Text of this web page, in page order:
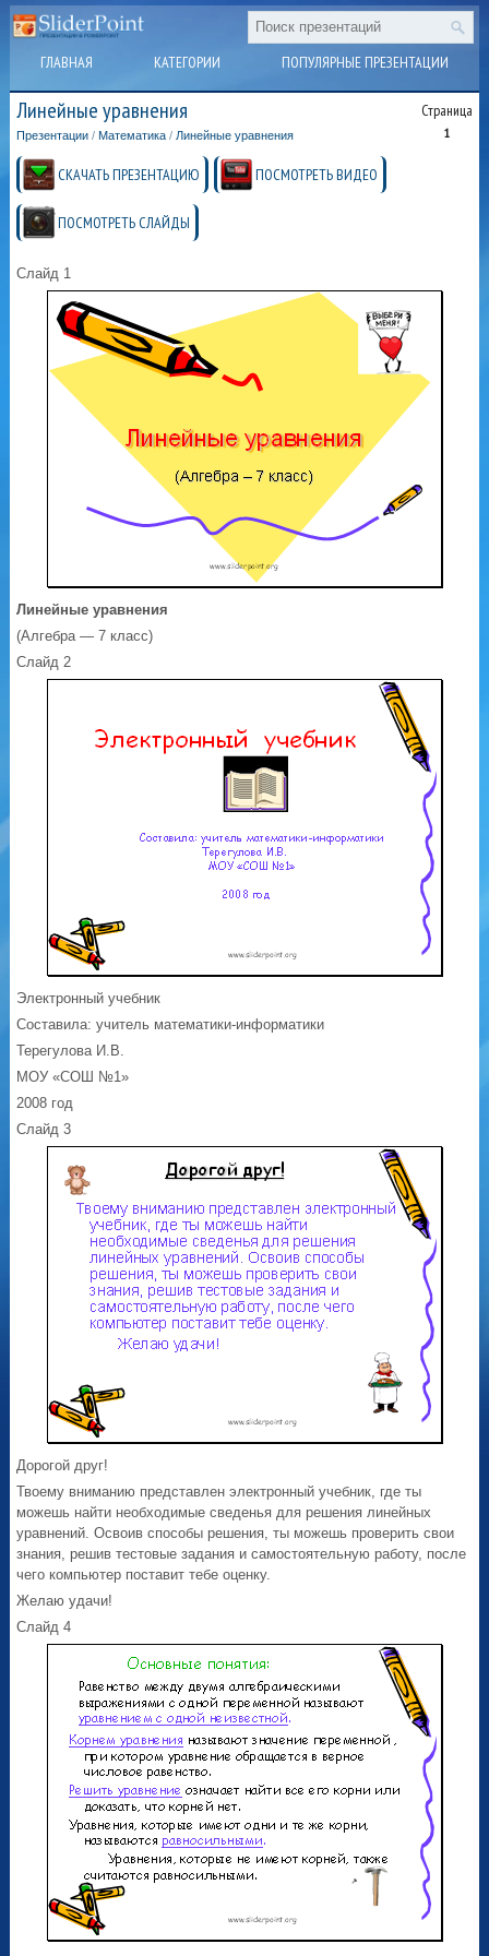
ГЛАВНАЯ КАТЕГОРИИ ПОПУЛЯРНЫЕ ПРЕЗЕНТАЦИИ
Линейные уравнения Страница
1
Презентации / Математика /Линейные уравнения
СКАЧАТЬ ПРЕЗЕНТАЦИЮ ПОСМОТРЕТЬ ВИДЕО
ПОСМОТРЕТЬ СЛАЙДЫ
Слайд 1
Линейные уравнения
(Алгебра — 7 класс)
Слайд 2
Электронный учебник
Составила: учитель математики-информатики
Терегулова И.В.
МОУ «СОШ №1»
2008 год
Слайд 3
Дорогой друг!
Твоему вниманию представлен электронный учебник, где ты
можешь найти необходимые сведенья для решения линейных
уравнений. Освоив способы решения, ты можешь проверить свои
знания, решив тестовые задания и самостоятельную работу, после
чего компьютер поставит тебе оценку.
Желаю удачи!
Слайд 4